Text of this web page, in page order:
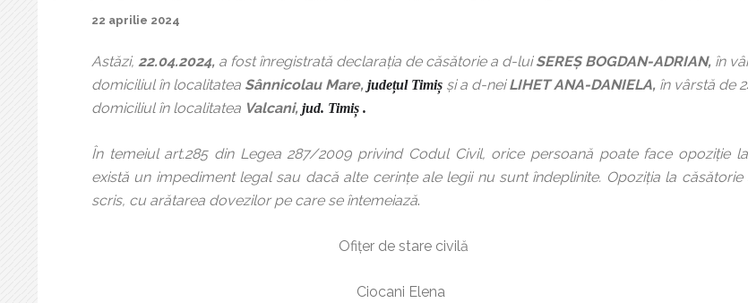
22 aprilie 2024
Astăzi, 22.04.2024, a fost înregistrată declaraţia de căsătorie a d-luiSEREȘ BOGDAN-ADRIAN, în
domiciliul în localitatea Sânnicolau Mare, județul Timiș şi a d-neiLIHET ANA-DANIELA, în vârstă de
domiciliul în localitatea Valcani, jud. Timiș .
În temeiul art.285 din Legea 287/2009 privind Codul Civil, orice persoană poate face opoziţie
există un impediment legal sau dacă alte cerinţe ale legii nu sunt îndeplinite. Opoziţia la
scris, cu arătarea dovezilor pe care se întemeiază.
Ofiţer de stare civilă
Ciocani Elena